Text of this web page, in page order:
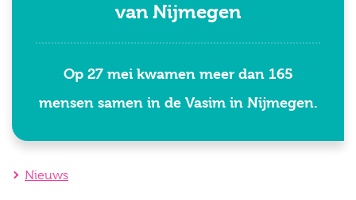
van Nijmegen
Op 27 mei kwamen meer dan 165
mensen samen in de Vasim in Nijmegen.
Nieuws